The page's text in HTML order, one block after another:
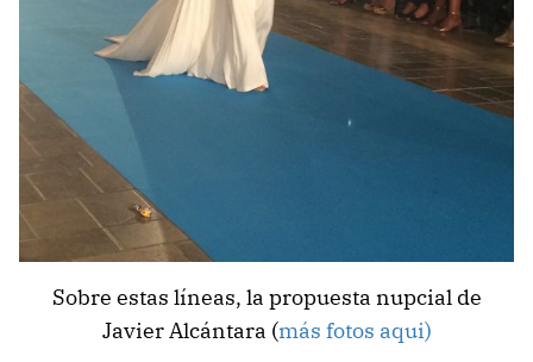
Sobre estas líneas, la propuesta nupcial de
Javier Alcántara (más fotos aqui)